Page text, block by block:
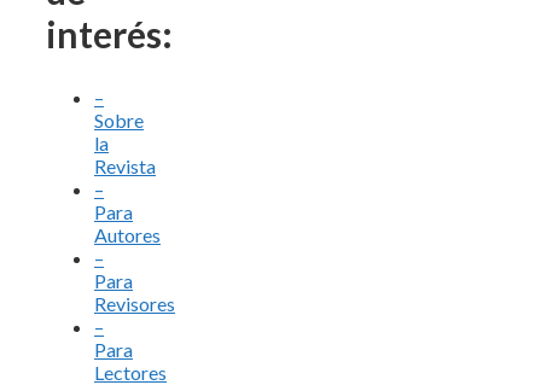
interés:
–
Sobre
la
Revista
–
Para
Autores
–
Para
Revisores
–
Para
Lectores